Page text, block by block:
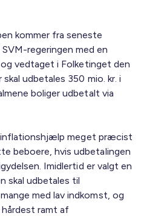
kommer fra seneste
regeringen med en
vedtaget i Folketinget den
udbetales 350 mio. kr. i
boliger udbetalt via
inflationshjælp meget præcist
beboere, hvis udbetalingen
Imidlertid er valgt en
skal udbetales til
med lav indkomst, og
ramt af